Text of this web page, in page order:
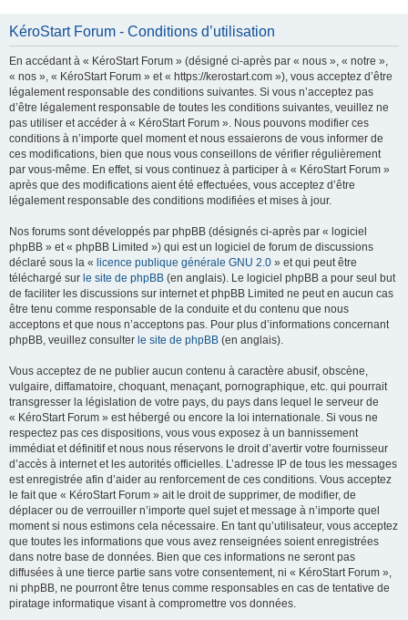
KéroStart Forum - Conditions d’utilisation
En accédant à « KéroStart Forum » (désigné ci-après par « nous », « notre »,
« nos », « KéroStart Forum » et « https://kerostart.com »), vous acceptez d’être
légalement responsable des conditions suivantes. Si vous n’acceptez pas
d’être légalement responsable de toutes les conditions suivantes, veuillez ne
pas utiliser et accéder à « KéroStart Forum ». Nous pouvons modifier ces
conditions à n’importe quel moment et nous essaierons de vous informer de
ces modifications, bien que nous vous conseillons de vérifier régulièrement
par vous-même. En effet, si vous continuez à participer à « KéroStart Forum »
après que des modifications aient été effectuées, vous acceptez d’être
légalement responsable des conditions modifiées et mises à jour.
Nos forums sont développés par phpBB (désignés ci-après par « logiciel
phpBB » et « phpBB Limited ») qui est un logiciel de forum de discussions
déclaré sous la « licence publique générale GNU 2.0 » et qui peut être
téléchargé sur le site de phpBB (en anglais). Le logiciel phpBB a pour seul but
de faciliter les discussions sur internet et phpBB Limited ne peut en aucun cas
être tenu comme responsable de la conduite et du contenu que nous
acceptons et que nous n’acceptons pas. Pour plus d’informations concernant
phpBB, veuillez consulter le site de phpBB (en anglais).
Vous acceptez de ne publier aucun contenu à caractère abusif, obscène,
vulgaire, diffamatoire, choquant, menaçant, pornographique, etc. qui pourrait
transgresser la législation de votre pays, du pays dans lequel le serveur de
« KéroStart Forum » est hébergé ou encore la loi internationale. Si vous ne
respectez pas ces dispositions, vous vous exposez à un bannissement
immédiat et définitif et nous nous réservons le droit d’avertir votre fournisseur
d’accès à internet et les autorités officielles. L’adresse IP de tous les messages
est enregistrée afin d’aider au renforcement de ces conditions. Vous acceptez
le fait que « KéroStart Forum » ait le droit de supprimer, de modifier, de
déplacer ou de verrouiller n’importe quel sujet et message à n’importe quel
moment si nous estimons cela nécessaire. En tant qu’utilisateur, vous acceptez
que toutes les informations que vous avez renseignées soient enregistrées
dans notre base de données. Bien que ces informations ne seront pas
diffusées à une tierce partie sans votre consentement, ni « KéroStart Forum »,
ni phpBB, ne pourront être tenus comme responsables en cas de tentative de
piratage informatique visant à compromettre vos données.